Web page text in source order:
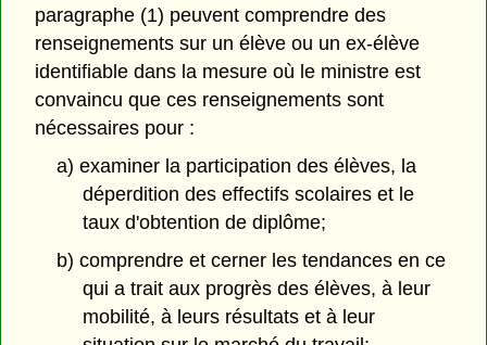
paragraphe (1) peuvent comprendre des
renseignements sur un élève ou un ex-élève
identifiable dans la mesure où le ministre est
convaincu que ces renseignements sont
nécessaires pour :
a) examiner la participation des élèves, la
déperdition des effectifs scolaires et le
taux d'obtention de diplôme;
b) comprendre et cerner les tendances en ce
qui a trait aux progrès des élèves, à leur
mobilité, à leurs résultats et à leur